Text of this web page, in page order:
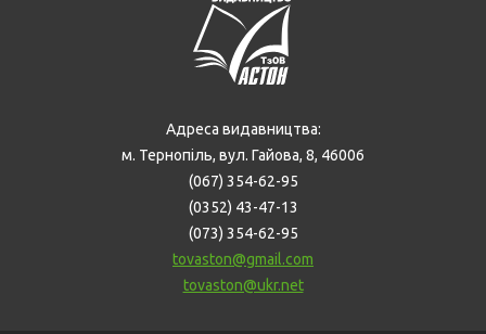
Адреса видавництва:
м. Тернопіль, вул. Гайова, 8, 46006
(067) 354-62-95
(0352) 43-47-13
(073) 354-62-95
tovaston@gmail.com
tovaston@ukr.net